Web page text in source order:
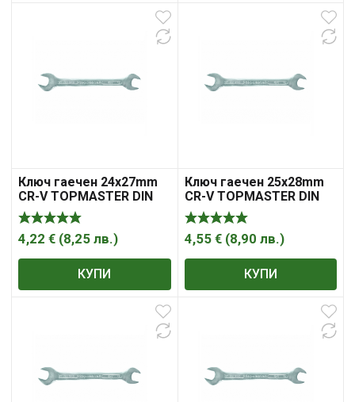
Ключ гаечен 24х27mm
CR-V TOPMASTER DIN
3110
4,22 € (8,25 лв.)
КУПИ
Ключ гаечен 25х28mm
CR-V TOPMASTER DIN
3110
4,55 € (8,90 лв.)
КУПИ